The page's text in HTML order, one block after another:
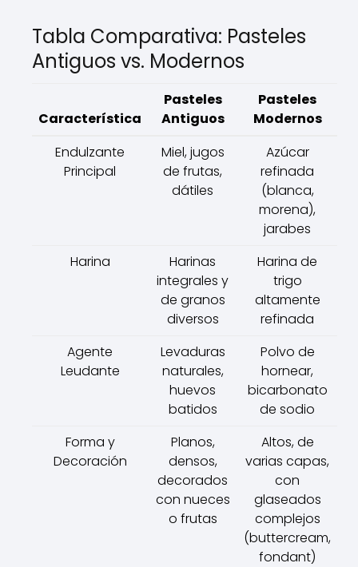
Tabla Comparativa: Pasteles
Antiguos vs. Modernos
Característica
Pasteles
Antiguos
Pasteles
Modernos
Endulzante
Principal
Miel, jugos
de frutas,
dátiles
Azúcar
refinada
(blanca,
morena),
jarabes
Harina
Harinas
integrales y
de granos
diversos
Harina de
trigo
altamente
refinada
Agente
Leudante
Levaduras
naturales,
huevos
batidos
Polvo de
hornear,
bicarbonato
de sodio
Forma y
Decoración
Planos,
densos,
decorados
con nueces
o frutas
Altos, de
varias capas,
con
glaseados
complejos
(buttercream,
fondant)